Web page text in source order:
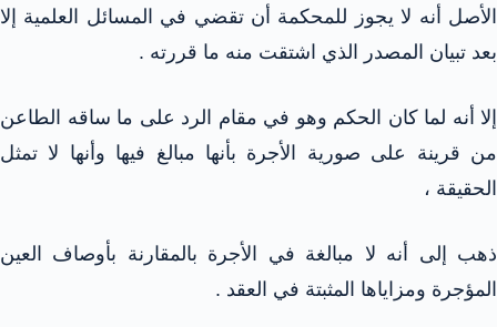
الأصل أنه لا يجوز للمحكمة أن تقضي في المسائل العلمية إلا
بعد تبيان المصدر الذي اشتقت منه ما قررته .
إلا أنه لما كان الحكم وهو في مقام الرد على ما ساقه الطاعن
من قرينة على صورية الأجرة بأنها مبالغ فيها وأنها لا تمثل
الحقيقة ،
ذهب إلى أنه لا مبالغة في الأجرة بالمقارنة بأوصاف العين
المؤجرة ومزاياها المثبتة في العقد .